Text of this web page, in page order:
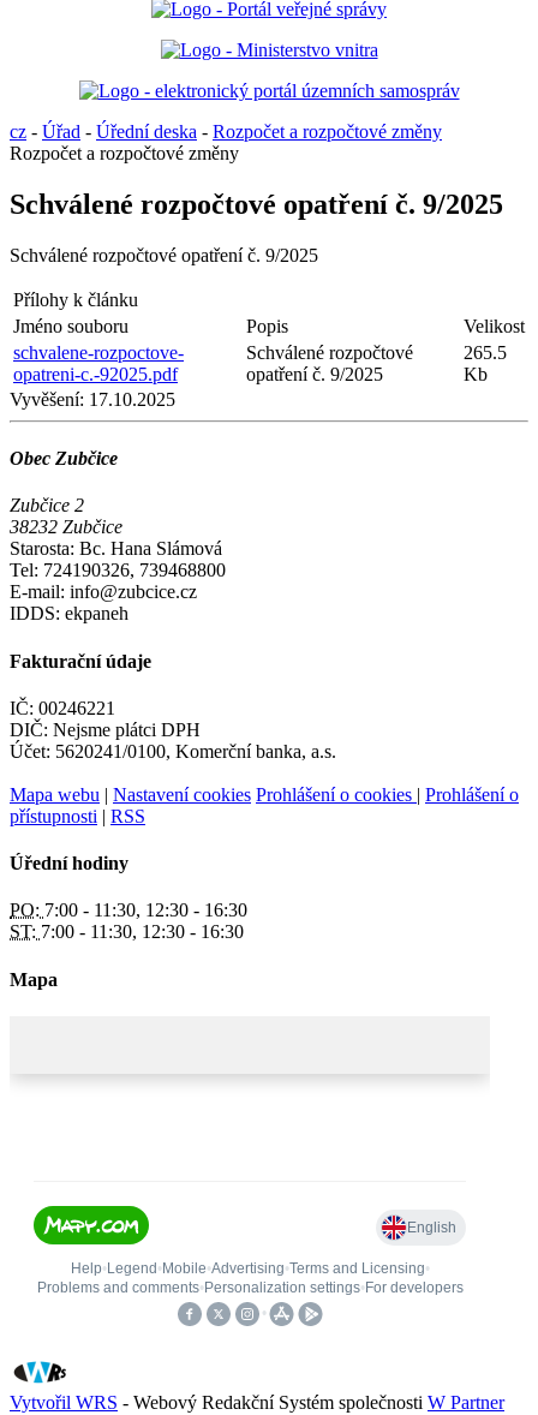
cz - Úřad - Úřední deska - Rozpočet a rozpočtové změny
Rozpočet a rozpočtové změny
Schválené rozpočtové opatření č. 9/2025
Schválené rozpočtové opatření č. 9/2025
Přílohy k článku
Jméno souboru
Popis
Velikost
schvalene-rozpoctove-
opatreni-c.-92025.pdf
Schválené rozpočtové
opatření č. 9/2025
265.5
Kb
Vyvěšení: 17.10.2025
Obec Zubčice
Zubčice 2
38232 Zubčice
Starosta: Bc. Hana Slámová
Tel: 724190326, 739468800
E-mail: info@zubcice.cz
IDDS: ekpaneh
Fakturační údaje
IČ: 00246221
DIČ: Nejsme plátci DPH
Účet: 5620241/0100, Komerční banka, a.s.
Mapa webu | Nastavení cookies Prohlášení o cookies | Prohlášení o
přístupnosti | RSS
Úřední hodiny
PO: 7:00 - 11:30, 12:30 - 16:30
ST: 7:00 - 11:30, 12:30 - 16:30
Mapa
Vytvořil WRS - Webový Redakční Systém společnosti W Partner